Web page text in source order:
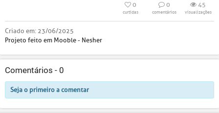
0
curtidas
0
comentários
45
visualizações
Criado em: 23/06/2025
Projeto feito em Mooble - Nesher
Comentários - 0
Seja o primeiro a comentar